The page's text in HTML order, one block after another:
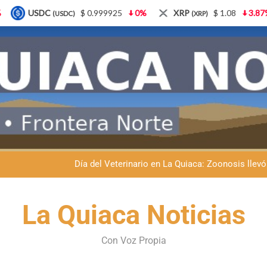
Dante Velázquez marchará contra
Fernando Rejal respaldó a Dante Velázquez en el Senado: “No
La frontera se subleva: Dante Velázquez enfrenta el remate de
Fernando Rejal respaldó a Dante Velázquez en el Senado: “No
Día del Veterinario en La Quiaca: Zoonosis
La Quiaca Noticias
Con Voz Propia
0% XRP(XRP) $ 1.08 3.87% Solana (SOL)